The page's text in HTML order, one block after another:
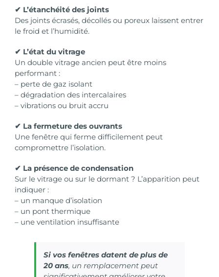
✔ L’étanchéité des joints
Des joints écrasés, décollés ou poreux laissent entrer
le froid et l’humidité.
✔ L’état du vitrage
Un double vitrage ancien peut être moins
performant :
– perte de gaz isolant
– dégradation des intercalaires
– vibrations ou bruit accru
✔ La fermeture des ouvrants
Une fenêtre qui ferme difficilement peut
compromettre l’isolation.
✔ La présence de condensation
Sur le vitrage ou sur le dormant ? L’apparition peut
indiquer :
– un manque d’isolation
– un pont thermique
– une ventilation insuffisante
Si vos fenêtres datent de plus de
20 ans, un remplacement peut